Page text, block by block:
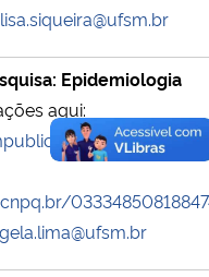
Epidemiologia
aqui: